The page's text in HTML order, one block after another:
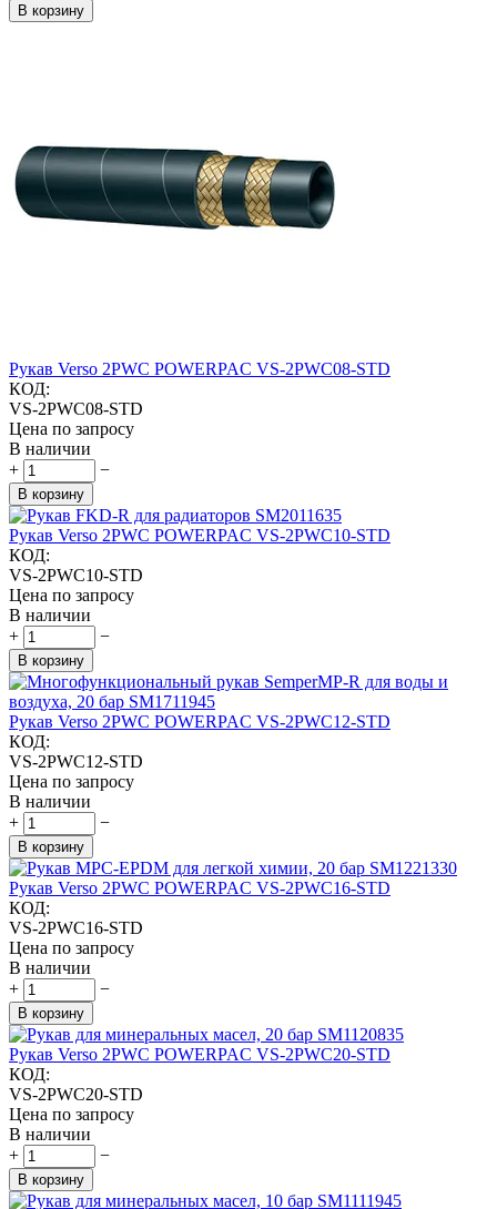
В корзину
Рукав Verso 2PWC POWERPAC VS-2PWC08-STD
КОД:
VS-2PWC08-STD
Цена по запросу
В наличии
+
−
В корзину
Рукав Verso 2PWC POWERPAC VS-2PWC10-STD
КОД:
VS-2PWC10-STD
Цена по запросу
В наличии
+
−
В корзину
Рукав Verso 2PWC POWERPAC VS-2PWC12-STD
КОД:
VS-2PWC12-STD
Цена по запросу
В наличии
+
−
В корзину
Рукав Verso 2PWC POWERPAC VS-2PWC16-STD
КОД:
VS-2PWC16-STD
Цена по запросу
В наличии
+
−
В корзину
Рукав Verso 2PWC POWERPAC VS-2PWC20-STD
КОД:
VS-2PWC20-STD
Цена по запросу
В наличии
+
−
В корзину